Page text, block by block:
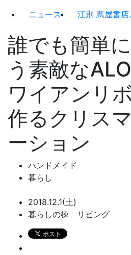
ニュース 江別 蔦屋書店
誰でも簡単
う素敵な
ワイアンリ
作るクリス
ーション
ハンドメイド
暮らし
2018.12.1(土)
暮らしの棟 リビング